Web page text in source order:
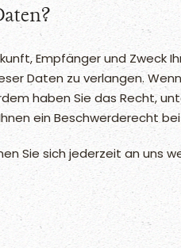
Empfänger und Zweck
Daten zu verlangen.
haben Sie das Recht,
ein Beschwerderecht
Sie sich jederzeit an uns